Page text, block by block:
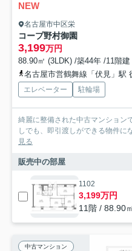
NEW
名古屋市中区栄
コープ野村御園
3,199万円
88.90㎡ (3LDK) /築44年 /11階建
名古屋市営鶴舞線「伏見」駅
エレベーター 駐輪場
綺麗に整備された中古マンション
しでも、即引渡しができる物件に
見る
販売中の部屋
1102
3,199万円
11階 / 88.90
中古マンション